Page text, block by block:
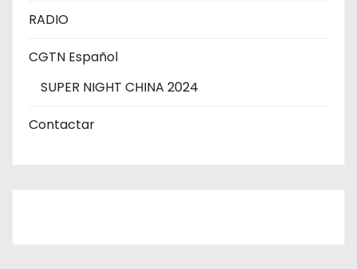
RADIO
CGTN Español
SUPER NIGHT CHINA 2024
Contactar